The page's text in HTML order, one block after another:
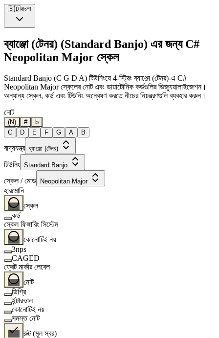
🇧🇩বাংলা
ব্যাঞ্জো (টেনর) (Standard Banjo) এর জন্য C#
Neopolitan Major স্কেল
Standard Banjo (C G D A) টিউনিংয়ে 4-স্ট্রিং ব্যাঞ্জো (টেনর)-এ C#
Neopolitan Major স্কেলের নোট এবং ডায়াটোনিক কর্ডগুলির ভিজ্যুয়ালাইজেশন।
অন্যান্য স্কেল, কর্ড এবং টিউনিং অন্বেষণ করতে নীচের নিয়ন্ত্রণগুলি ব্যবহার করুন।
নোট
(N) #
b
C
D E F G A B
বাদ্যযন্ত্র ব্যাঞ্জো (টেনর)
টিউনিং Standard Banjo
স্কেল / মোড Neopolitan Major
হারমোনি
স্কেল
কর্ড
স্কেল ফিঙ্গারিং সিস্টেম
কোনোটিই নয়
3nps
CAGED
ফ্রেট মার্কার লেবেল
নোট
ডিগ্রি
ইন্টারভাল
কোনোটিই নয়
সমস্ত নোট
রুট (মূল স্বর)